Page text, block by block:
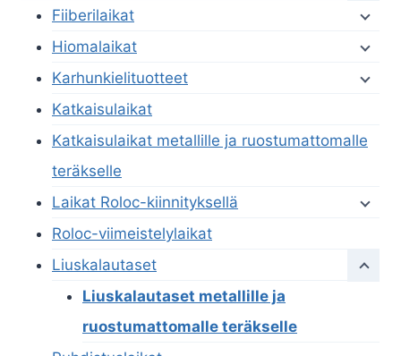
Fiiberilaikat
Hiomalaikat
Karhunkielituotteet
Katkaisulaikat
Katkaisulaikat metallille ja ruostumattomalle
teräkselle
Laikat Roloc-kiinnityksellä
Roloc-viimeistelylaikat
Liuskalautaset
Liuskalautaset metallille ja
ruostumattomalle teräkselle